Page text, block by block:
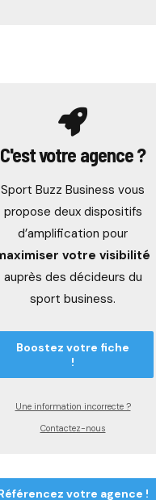
C'est votre agence ?
Sport Buzz Business vous
propose deux dispositifs
d’amplification pour
votre visibilité
auprès des décideurs du
sport business.
Boostez votre fiche
!
Une information incorrecte ?
Contactez-nous
votre agence !